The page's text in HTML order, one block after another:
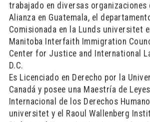
trabajado en diversas organizaciones
Alianza en Guatemala, el
Comisionada en la Lunds universitet
Manitoba Interfaith Immigration
Center for Justice and International
D.C.
Es Licenciado en Derecho por la
Canadá y posee una Maestría de
Internacional de los Derechos
universitet y el Raoul Wallenberg